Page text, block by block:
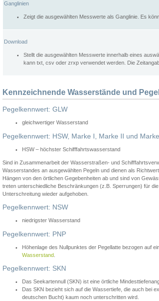
Ganglinien
Zeigt die ausgewählten Messwerte als Ganglinie. Es
Download
Stellt die ausgewählten Messwerte innerhalb eines
kann txt, csv oder zrxp verwendet werden. Die
Kennzeichnende Wasserstände und
Pegelkennwert: GLW
gleichwertiger Wasserstand
Pegelkennwert: HSW, Marke I, Marke II und
HSW – höchster Schifffahrtswasserstand
Sind in Zusammenarbeit der Wasserstraßen- und
Wasserstandes an ausgewählten Pegeln und dienen als
Hängen von den örtlichen Gegebenheiten ab und sind von
treten unterschiedliche Beschränkungen (z.B. Sperrungen) für
Unterschreitung wieder aufgehoben.
Pegelkennwert: NSW
niedrigster Wasserstand
Pegelkennwert: PNP
Höhenlage des Nullpunktes der Pegellatte bezogen auf
Wasserstand
Pegelkennwert: SKN
Das Seekartennull (SKN) ist eine örtliche
Das SKN bezieht sich auf die Wassertiefe, die auch bei
deutschen Bucht) kaum noch unterschritten wird.